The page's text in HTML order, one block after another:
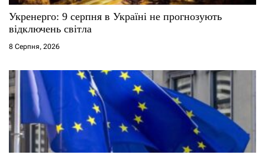
Укренерго: 9 серпня в Україні не прогнозують
відключень світла
8 Серпня, 2026